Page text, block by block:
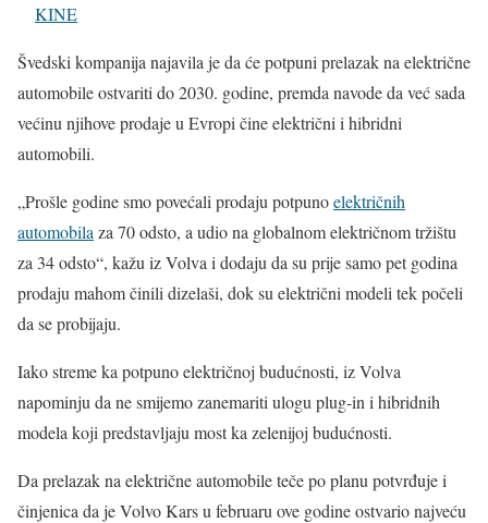
KINE
Švedski kompanija najavila je da će potpuni prelazak na električne
automobile ostvariti do 2030. godine, premda navode da već sada
većinu njihove prodaje u Evropi čine električni i hibridni
automobili.
„Prošle godine smo povećali prodaju potpunoelektričnih
automobila za 70 odsto, a udio na globalnom električnom tržištu
za 34 odsto“, kažu iz Volva i dodaju da su prije samo pet godina
prodaju mahom činili dizelaši, dok su električni modeli tek počeli
da se probijaju.
Iako streme ka potpuno električnoj budućnosti, iz Volva
napominju da ne smijemo zanemariti ulogu plug-in i hibridnih
modela koji predstavljaju most ka zelenijoj budućnosti.
Da prelazak na električne automobile teče po planu potvrđuje i
činjenica da je Volvo Kars u februaru ove godine ostvario najveću